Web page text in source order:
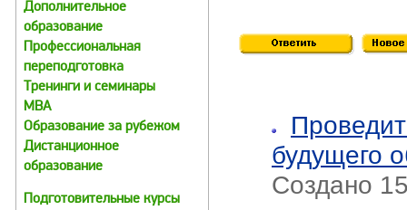
Дополнительное
образование
Профессиональная
переподготовка
Тренинги и семинары
MBA
Образование за рубежом
Дистанционное
образование
Подготовительные курсы
будущего
Создано